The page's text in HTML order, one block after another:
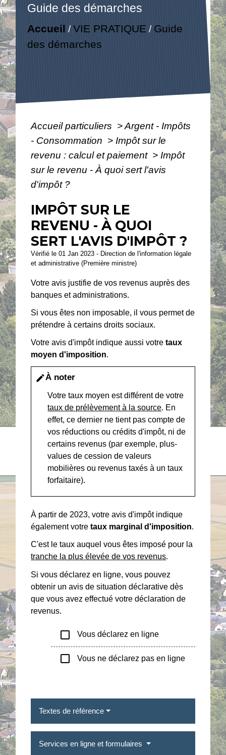
Guide des démarches
Accueil /VIE PRATIQUE / Guide
des démarches
Accueil particuliers >Argent - Impôts
- Consommation > Impôt sur le
revenu : calcul et paiement > Impôt
sur le revenu - À quoi sert l'avis
d'impôt ?
IMPÔT SUR LE
REVENU - À QUOI
SERT L'AVIS D'IMPÔT ?
Vérifié le 01 Jan 2023 - Direction de l'information légale
et administrative (Première ministre)
Votre avis justifie de vos revenus auprès des
banques et administrations.
Si vous êtes non imposable, il vous permet de
prétendre à certains droits sociaux.
Votre avis d'impôt indique aussi votretaux
moyen d'imposition.
editÀ noter
Votre taux moyen est différent de votre
taux de prélèvement à la source. En
effet, ce dernier ne tient pas compte de
vos réductions ou crédits d'impôt, ni de
certains revenus (par exemple, plus-
values de cession de valeurs
mobilières ou revenus taxés à un taux
forfaitaire).
À partir de 2023, votre avis d'impôt indique
également votretaux marginal d'imposition.
C'est le taux auquel vous êtes imposé pour la
tranche la plus élevée de vos revenus.
Si vous déclarez en ligne, vous pouvez
obtenir un avis de situation déclarative dès
que vous avez effectué votre déclaration de
revenus.
check_box_outline_blank Vous déclarez en ligne
check_box_outline_blank Vous ne déclarez pas en ligne
Textes de référence
Services en ligne et formulaires